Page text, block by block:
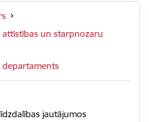
un starpnozaru
departaments
jautājumos